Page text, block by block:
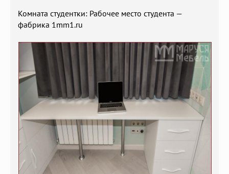
Комната студентки: Рабочее место студента —
фабрика 1mm1.ru